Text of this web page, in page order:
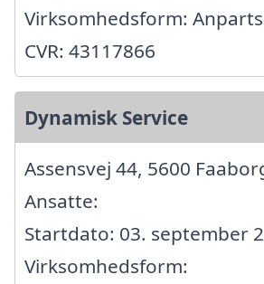
Virksomhedsform:
CVR: 43117866
Dynamisk Service
Assensvej 44, 5600
Ansatte:
Startdato: 03. september
Virksomhedsform: